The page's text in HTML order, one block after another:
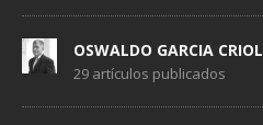
OSWALDO GARCIA
29 artículos publicados